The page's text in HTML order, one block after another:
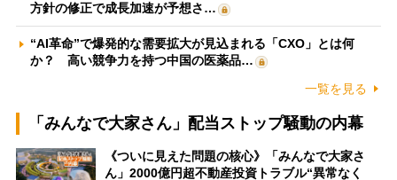
方針の修正で成長加速が予想さ…
“AI革命”で爆発的な需要拡大が見込まれる「CXO」とは何
か？ 高い競争力を持つ中国の医薬品…
一覧を見る
「みんなで大家さん」配当ストップ騒動の内幕
《ついに見えた問題の核心》「みんなで大家さ
ん」2000億円超不動産投資トラブル“異常なく